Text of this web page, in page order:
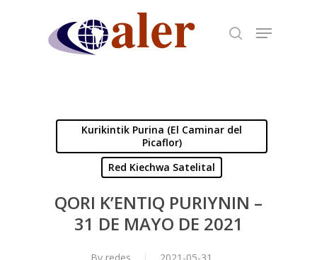
Kurikintik Purina (El Caminar del
Picaflor)
Red Kiechwa Satelital
QORI K’ENTIQ PURIYNIN –
31 DE MAYO DE 2021